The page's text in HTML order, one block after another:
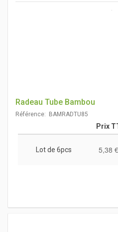
Radeau Tube Bambou
Référence: BAMRADTU85
Prix
Lot de 6pcs 5,38 €